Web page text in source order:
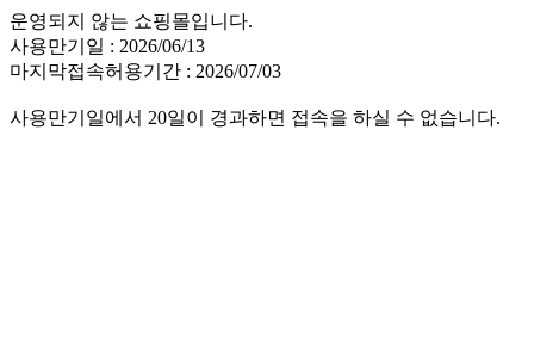
운영되지 않는 쇼핑몰입니다.
사용만기일 : 2026/06/13
마지막접속허용기간 : 2026/07/03
사용만기일에서 20일이 경과하면 접속을 하실 수 없습니다.